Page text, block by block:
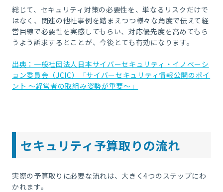
総じて、セキュリティ対策の必要性を、単なるリスクだけで
はなく、関連の他社事例を踏まえつつ様々な角度で伝えて経
営目線で必要性を実感してもらい、対応優先度を高めてもら
うよう訴求するとことが、今後とても有効になります。
出典：一般社団法人日本サイバーセキュリティ・イノベーシ
ョン委員会（JCIC）「サイバーセキュリティ情報公開のポイ
ント ～経営者の取組み姿勢が重要～」
セキュリティ予算取りの流れ
実際の予算取りに必要な流れは、大きく4つのステップにわ
かれます。